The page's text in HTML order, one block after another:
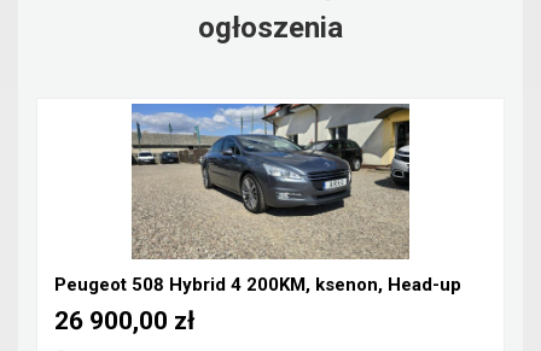
ogłoszenia
Peugeot 508 Hybrid 4 200KM, ksenon, Head-up
26 900,00 zł